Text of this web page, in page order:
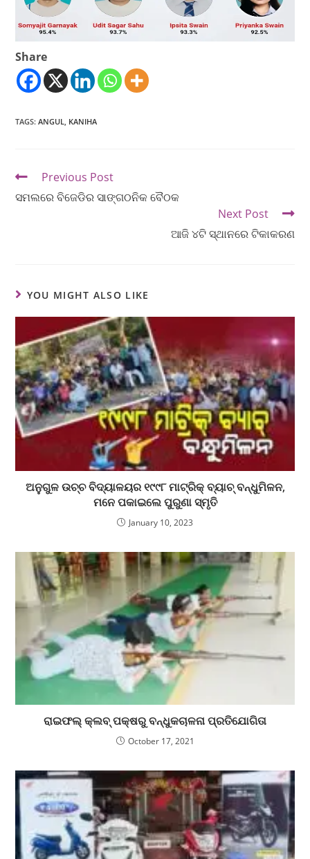
Share
TAGS:ANGUL KANIHA
Previous Post
ସମଲରେ ବିଜେଡିର ସାଙ୍ଗଠନିକ ବୈଠକ
Next Post
ଆଜି ୪ଟି ସ୍ଥାନରେ ଟିକାକରଣ
YOU MIGHT ALSO LIKE
ଅନୁଗୁଳ ଉଚ୍ଚ ବିଦ୍ୟାଳୟର ୧୯୯୮ ମାଟ୍ରିକ୍ ବ୍ୟାଚ୍ ବନ୍ଧୁମିଳନ,
ମନେ ପକାଇଲେ ପୁରୁଣା ସ୍ମୃତି
January 10, 2023
ରାଇଫଲ୍‌ କ୍ଲବ୍‌ ପକ୍ଷରୁ ବନ୍ଧୁକଚାଳନା ପ୍ରତିଯୋଗିତା
October 17, 2021